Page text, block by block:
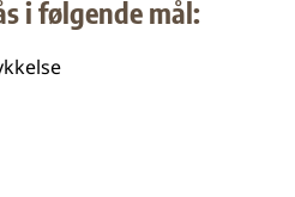
i følgende mål: